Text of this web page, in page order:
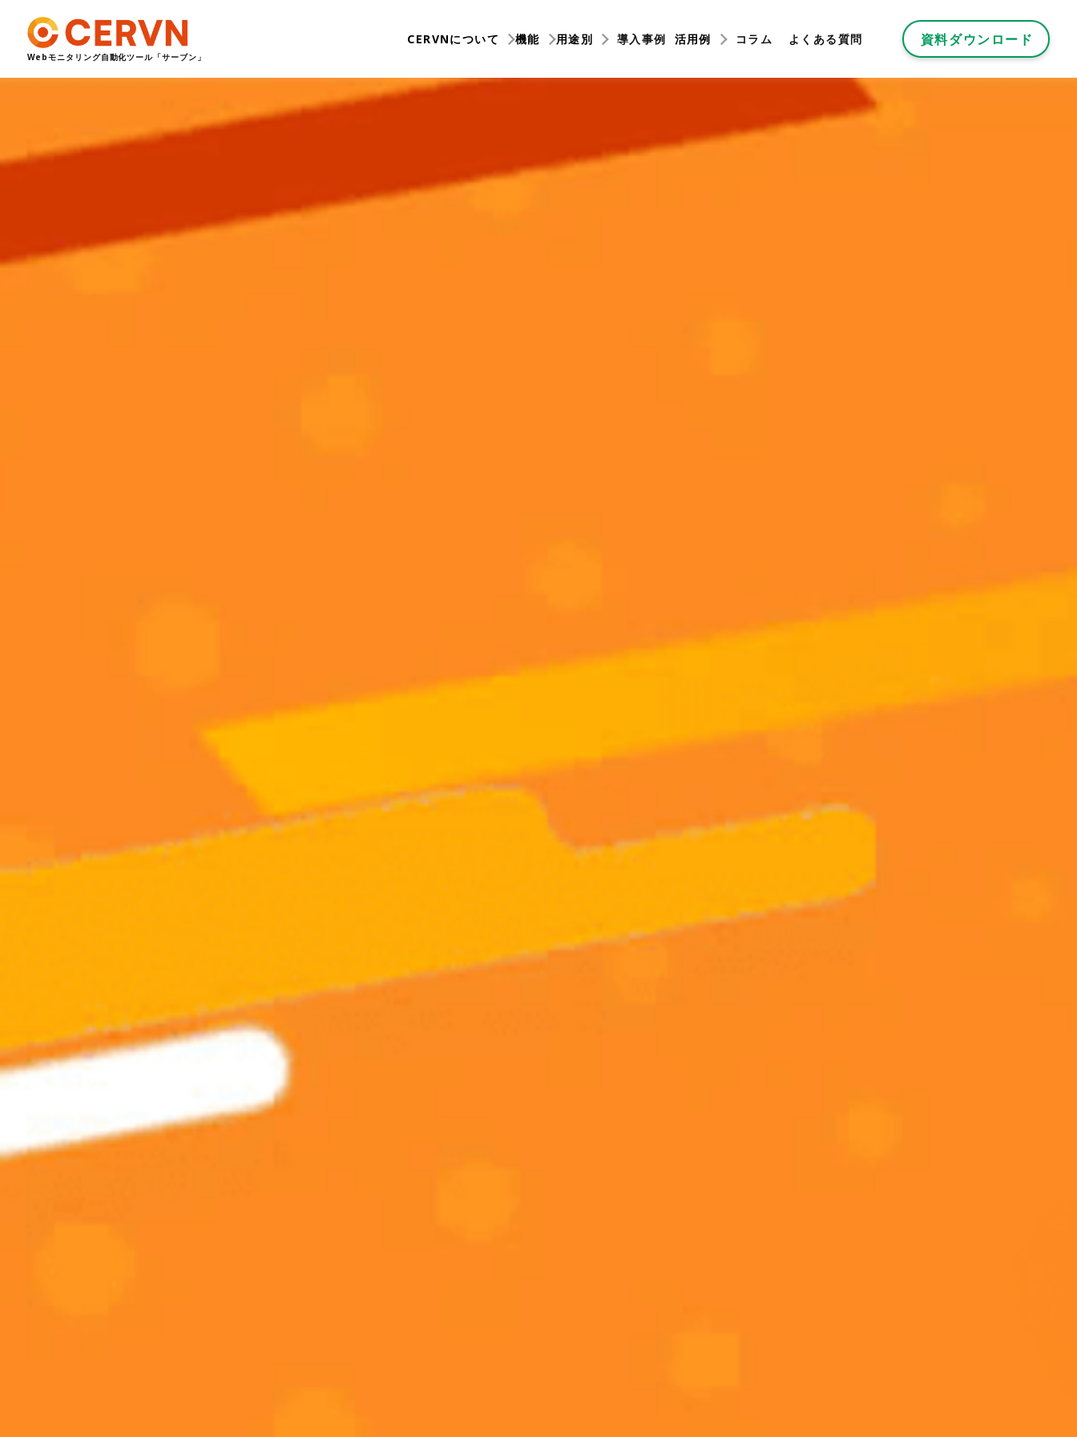
Webモニタリング自動化ツール 「サーブン」
CERVNについて 機能 用途別 導入事例 活用例 コラム よくある質問 資料ダウンロード